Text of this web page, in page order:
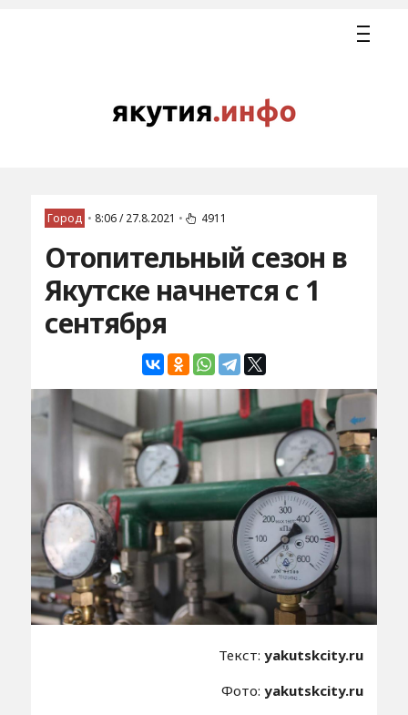
Город • 8:06 / 27.8.2021 • 4911
Отопительный сезон в
Якутске начнется с 1
сентября
Текст:yakutskcity.ru
Фото:yakutskcity.ru